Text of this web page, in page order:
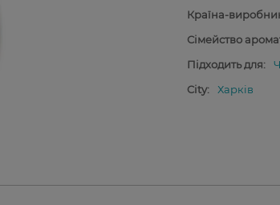
Країна-
Сімейство
Підходить для:
City:
Харків